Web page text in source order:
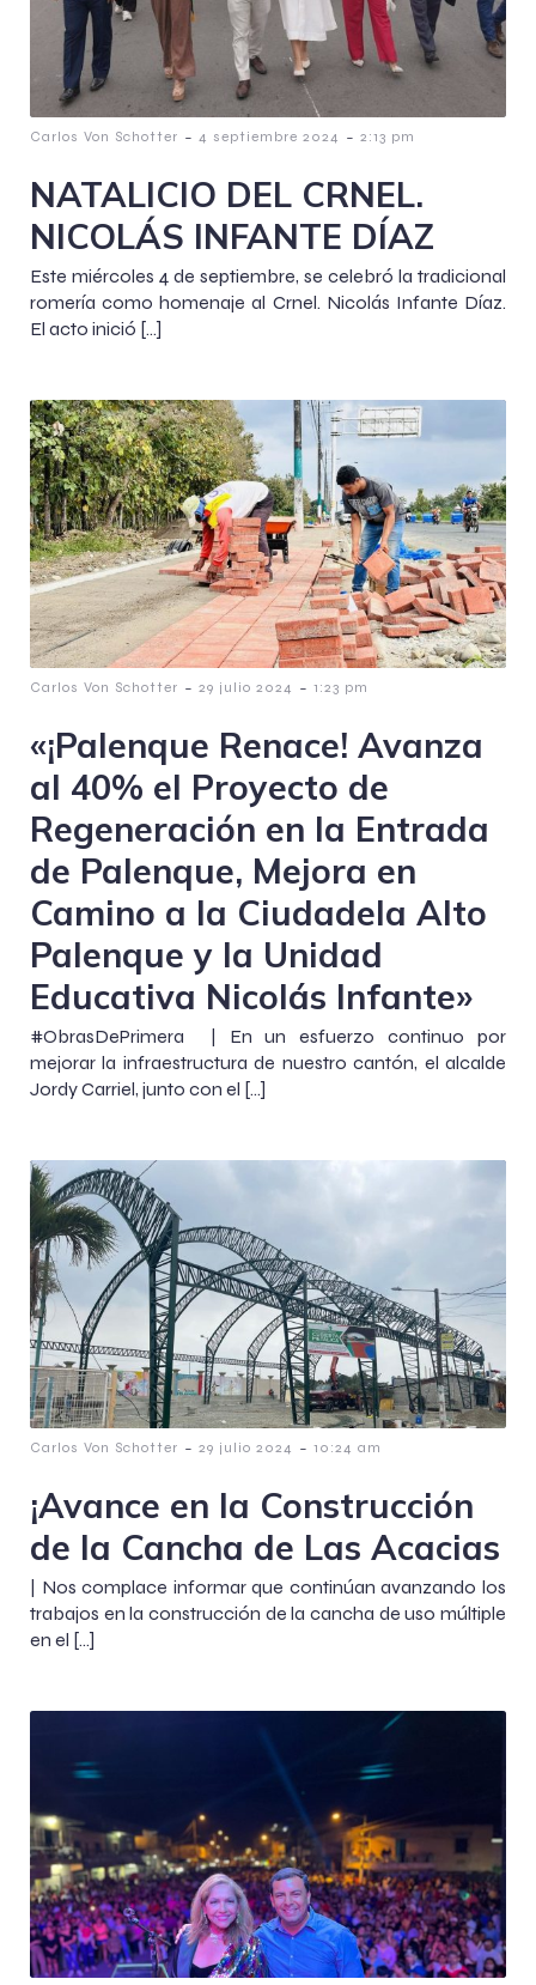
Carlos Von Schotter - 4 septiembre 2024 - 2:13 pm
NATALICIO DEL CRNEL.
NICOLÁS INFANTE DÍAZ
Este miércoles 4 de septiembre, se celebró la tradicional
romería como homenaje al Crnel. Nicolás Infante Díaz.
El acto inició […]
Carlos Von Schotter - 29 julio 2024 - 1:23 pm
«¡Palenque Renace! Avanza
al 40% el Proyecto de
Regeneración en la Entrada
de Palenque, Mejora en
Camino a la Ciudadela Alto
Palenque y la Unidad
Educativa Nicolás Infante»
#ObrasDePrimera | En un esfuerzo continuo por
mejorar la infraestructura de nuestro cantón, el alcalde
Jordy Carriel, junto con el […]
Carlos Von Schotter - 29 julio 2024 - 10:24 am
¡Avance en la Construcción
de la Cancha de Las Acacias
| Nos complace informar que continúan avanzando los
trabajos en la construcción de la cancha de uso múltiple
en el […]